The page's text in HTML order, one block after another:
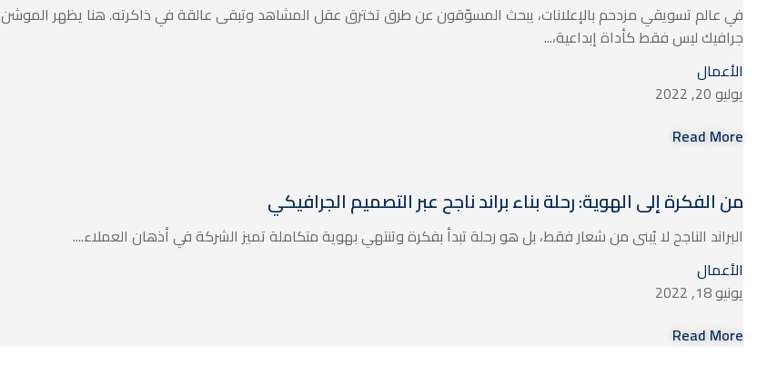
في عالم تسويقي مزدحم بالإعلانات، يبحث المسوّقون عن طرق تخترق عقل المشاهد وتبقى عالقة في ذاكرته. هنا يظهر الموشن
جرافيك ليس فقط كأداة إبداعية،...
الأعمال
يوليو 20, 2022
Read More
من الفكرة إلى الهوية: رحلة بناء براند ناجح عبر التصميم الجرافيكي
البراند الناجح لا يُبنى من شعار فقط، بل هو رحلة تبدأ بفكرة وتنتهي بهوية متكاملة تميز الشركة في أذهان العملاء....
الأعمال
يونيو 18, 2022
Read More